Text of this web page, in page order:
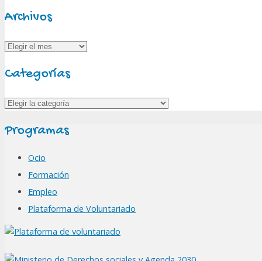
Archivos
Archivos
Categorías
Categorías
Programas
Ocio
Formación
Empleo
Plataforma de Voluntariado